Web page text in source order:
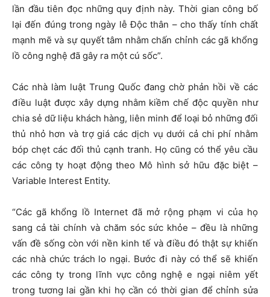
lần đầu tiên đọc những quy định này. Thời gian công bố
lại đến đúng trong ngày lễ Độc thân – cho thấy tính chất
mạnh mẽ và sự quyết tâm nhằm chấn chỉnh các gã khổng
lồ công nghệ đã gây ra một cú sốc”.
Các nhà làm luật Trung Quốc đang chờ phản hồi về các
điều luật được xây dựng nhằm kiềm chế độc quyền như
chia sẻ dữ liệu khách hàng, liên minh để loại bỏ những đối
thủ nhỏ hơn và trợ giá các dịch vụ dưới cả chi phí nhằm
bóp chẹt các đối thủ cạnh tranh. Họ cũng có thể yêu cầu
các công ty hoạt động theo Mô hình sở hữu đặc biệt –
Variable Interest Entity.
“Các gã khổng lồ Internet đã mở rộng phạm vi của họ
sang cả tài chính và chăm sóc sức khỏe – đều là những
vấn đề sống còn với nền kinh tế và điều đó thật sự khiến
các nhà chức trách lo ngại. Bước đi này có thể sẽ khiến
các công ty trong lĩnh vực công nghệ e ngại niêm yết
trong tương lai gần khi họ cần có thời gian để chỉnh sửa